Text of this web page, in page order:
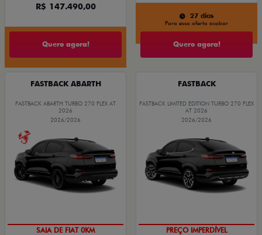
R$ 147.490,00
Quero agora!
27 dias
Para essa oferta acabar
Quero agora!
FASTBACK ABARTH
FASTBACK ABARTH TURBO 270 FLEX AT
2026
2026/2026
SAIA DE FIAT 0KM
FASTBACK
FASTBACK LIMITED EDITION TURBO 270 FLEX
AT 2026
2026/2026
PREÇO IMPERDÍVEL